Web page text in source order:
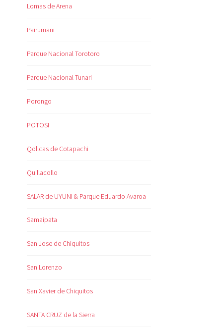
Lomas de Arena
Pairumani
Parque Nacional Torotoro
Parque Nacional Tunari
Porongo
POTOSI
Qollcas de Cotapachi
Quillacollo
SALAR de UYUNI & Parque Eduardo Avaroa
Samaipata
San Jose de Chiquitos
San Lorenzo
San Xavier de Chiquitos
SANTA CRUZ de la Sierra